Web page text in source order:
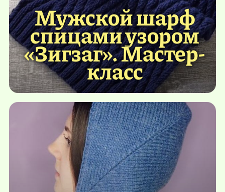
Мужской шарф
спицами узором
«Зигзаг». Мастер-
класс